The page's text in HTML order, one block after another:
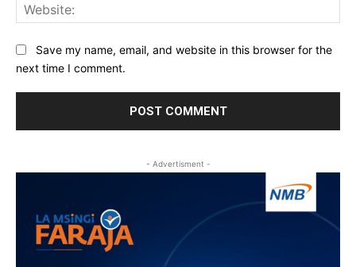
Save my name, email, and website in this browser for the
next time I comment.
- Advertisment -